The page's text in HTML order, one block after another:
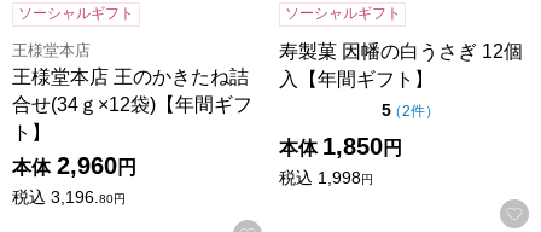
ソーシャルギフト
王様堂本店
王様堂本店 王のかきたね詰
合せ(34ｇ×12袋)【年間ギフ
ト】
本体 2,960円
税込 3,196.80円
ソーシャルギフト
寿製菓 因幡の白うさぎ 12個
入【年間ギフト】
5点（5点満点中）
（2件の評価
）
本体 1,850円
税込 1,998円